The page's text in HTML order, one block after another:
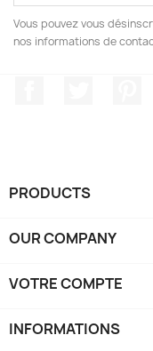
Vous pouvez vous
nos informations de
PRODUCTS
OUR COMPANY
VOTRE COMPTE
INFORMATIONS